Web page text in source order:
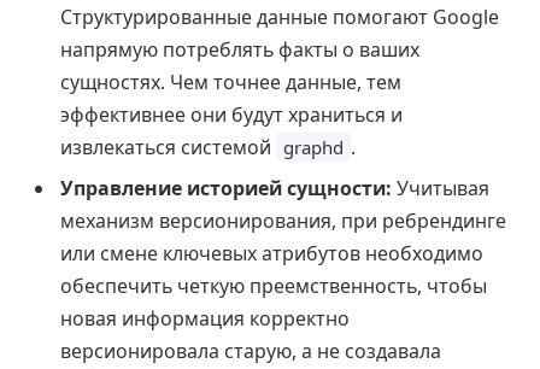
Структурированные данные помогают Google
напрямую потреблять факты о ваших
сущностях. Чем точнее данные, тем
эффективнее они будут храниться и
извлекаться системой graphd .
Управление историей сущности: Учитывая
механизм версионирования, при ребрендинге
или смене ключевых атрибутов необходимо
обеспечить четкую преемственность, чтобы
новая информация корректно
версионировала старую, а не создавала